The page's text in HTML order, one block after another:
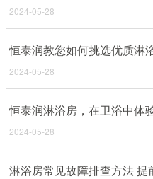
2024-05-28
恒泰润教您如何挑选优质淋
2024-05-28
恒泰润淋浴房，在卫浴中体
2024-05-28
淋浴房常见故障排查方法 提